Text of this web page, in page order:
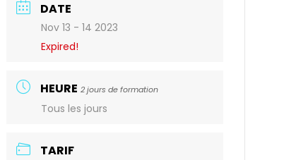
DATE
Nov 13 - 14 2023
Expired!
HEURE 2 jours de formation
Tous les jours
TARIF